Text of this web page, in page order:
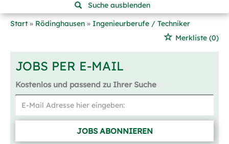
Suche ausblenden
Start
Rödinghausen
Ingenieurberufe / Techniker
Merkliste (0)
JOBS PER E-MAIL
Kostenlos und passend zu Ihrer Suche
JOBS ABONNIEREN